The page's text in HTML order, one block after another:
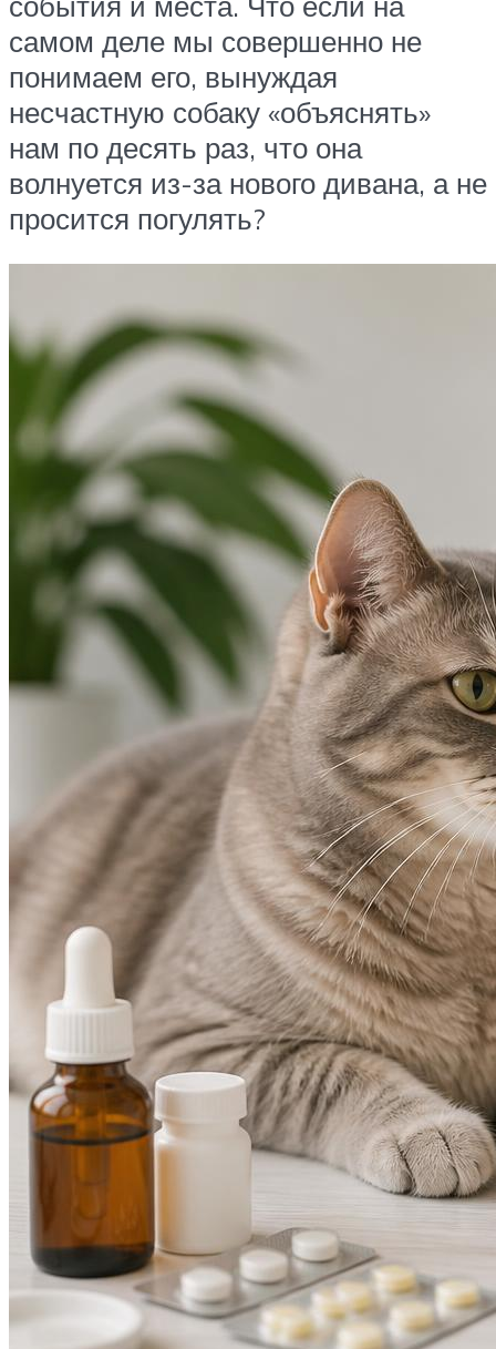
самом деле мы совершенно не
понимаем его, вынуждая
несчастную собаку «объяснять»
нам по десять раз, что она
волнуется из-за нового дивана, а не
просится погулять?